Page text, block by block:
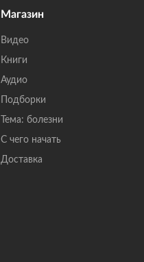
Магазин
Видео
Книги
Аудио
Подборки
Тема: болезни
С чего начать
Доставка